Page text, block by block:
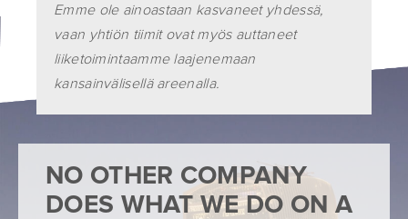
Emme ole ainoastaan kasvaneet yhdessä,
vaan yhtiön tiimit ovat myös auttaneet
liiketoimintaamme laajenemaan
kansainvälisellä areenalla.
READ MORE TESTIMONIALS
NO OTHER COMPANY
DOES WHAT WE DO ON A